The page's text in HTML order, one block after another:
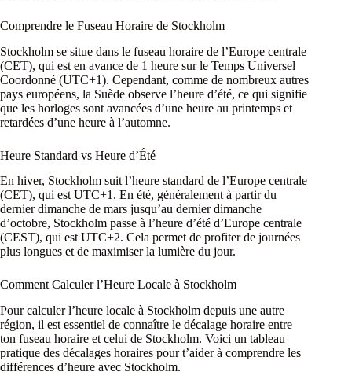
Comprendre le Fuseau Horaire de Stockholm
Stockholm se situe dans le fuseau horaire de l’Europe centrale
(CET), qui est en avance de 1 heure sur le Temps Universel
Coordonné (UTC+1). Cependant, comme de nombreux autres
pays européens, la Suède observe l’heure d’été, ce qui signifie
que les horloges sont avancées d’une heure au printemps et
retardées d’une heure à l’automne.
Heure Standard vs Heure d’Été
En hiver, Stockholm suit l’heure standard de l’Europe centrale
(CET), qui est UTC+1. En été, généralement à partir du
dernier dimanche de mars jusqu’au dernier dimanche
d’octobre, Stockholm passe à l’heure d’été d’Europe centrale
(CEST), qui est UTC+2. Cela permet de profiter de journées
plus longues et de maximiser la lumière du jour.
Comment Calculer l’Heure Locale à Stockholm
Pour calculer l’heure locale à Stockholm depuis une autre
région, il est essentiel de connaître le décalage horaire entre
ton fuseau horaire et celui de Stockholm. Voici un tableau
pratique des décalages horaires pour t’aider à comprendre les
différences d’heure avec Stockholm.